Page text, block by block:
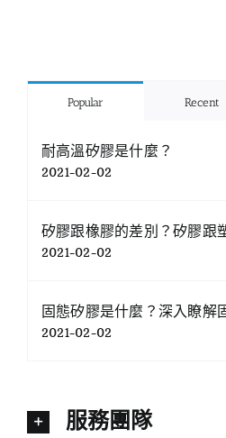
Popular Recent
耐高溫矽膠是什麼？
2021-02-02
矽膠跟橡膠的差別？矽膠跟
2021-02-02
固態矽膠是什麼？深入瞭解
2021-02-02
服務團隊